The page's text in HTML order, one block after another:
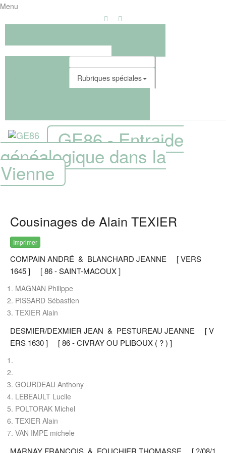
Menu
Rubriques spéciales
GE86 - Entraide
généalogique dans la
Vienne
Cousinages de Alain TEXIER
Imprimer
COMPAIN ANDRÉ & BLANCHARD JEANNE [ VERS
1645 ] [ 86 - SAINT-MACOUX ]
MAGNAN Philippe
PISSARD Sébastien
TEXIER Alain
DESMIER/DEXMIER JEAN & PESTUREAU JEANNE [ V
ERS 1630 ] [ 86 - CIVRAY OU PLIBOUX ( ? ) ]
GOURDEAU Anthony
LEBEAULT Lucile
POLTORAK Michel
TEXIER Alain
VAN IMPE michele